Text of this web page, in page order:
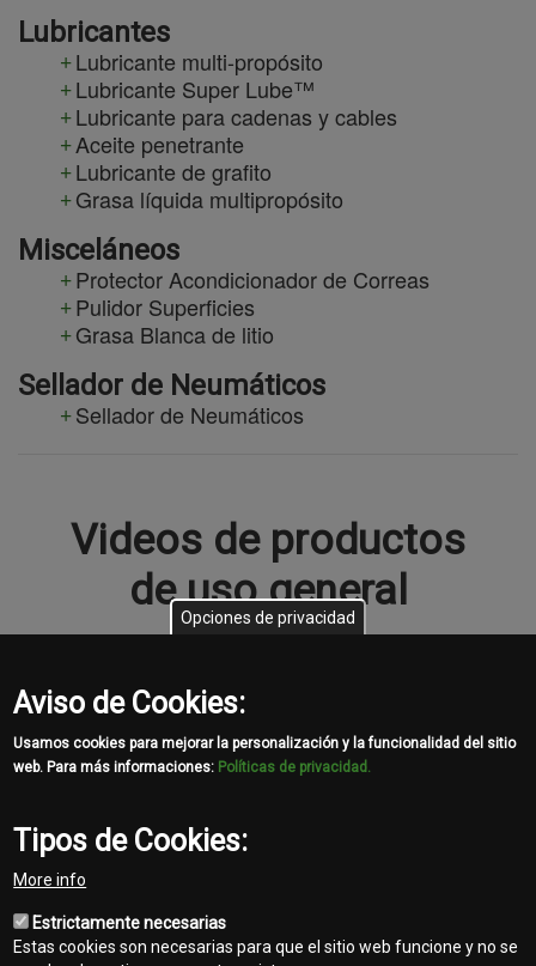
Lubricantes
Lubricante multi-propósito
Lubricante Super Lube™
Lubricante para cadenas y cables
Aceite penetrante
Lubricante de grafito
Grasa líquida multipropósito
Misceláneos
Protector Acondicionador de Correas
Pulidor Superficies
Grasa Blanca de litio
Sellador de Neumáticos
Sellador de Neumáticos
Videos de productos
de uso general
MÁS VIDEOS
Opciones de privacidad
Aviso de Cookies:
Usamos cookies para mejorar la personalización y la funcionalidad del sitio
web. Para más informaciones: Políticas de privacidad.
Tipos de Cookies:
More info
Estrictamente necesarias
Estas cookies son necesarias para que el sitio web funcione y no se